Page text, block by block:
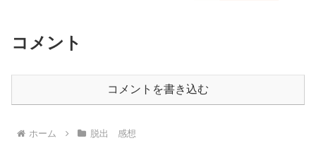
コメント
コメントを書き込む
ホーム 脱出 感想